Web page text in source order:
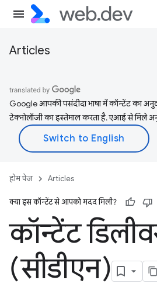
Articles
Google आपकी पसंदीदा भाषा में कॉन्टेंट का
टेक्नोलॉजी का इस्तेमाल करता है. एआई से मिले
होम पेज Articles
क्या इस कॉन्टेंट से आपको मदद मिली?
कॉन्टेंट
(सीडीएन)